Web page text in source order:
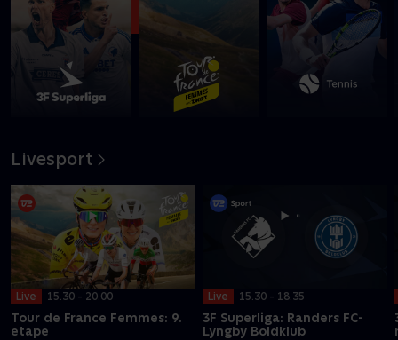
Se med nu
Livesport
Live 15.30 - 20.00
Tour de France Femmes: 9.
etape
Live 15.30 - 18.35
3F Superliga: Randers FC-
Lyngby Boldklub